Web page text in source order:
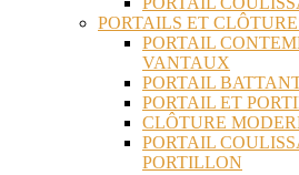
PORTAILS ET
PORTAIL
VANTAUX
PORTAIL
PORTAIL ET
CLÔTURE
PORTAIL
PORTILLON